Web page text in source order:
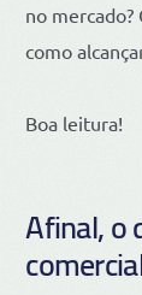
no mercado?
como
Boa leitura!
Afinal, o